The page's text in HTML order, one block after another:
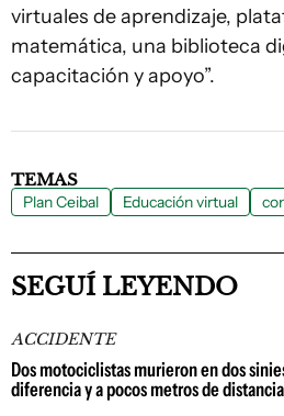
virtuales de aprendizaje,
matemática, una biblioteca
capacitación y apoyo”.
TEMAS
Plan Ceibal Educación virtual
SEGUÍ LEYENDO
ACCIDENTE
Dos motociclistas murieron en dos
diferencia y a pocos metros de